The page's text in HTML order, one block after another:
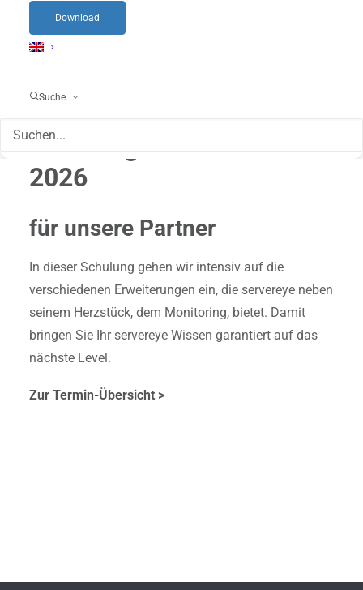
Download
Suche
Schulungen Extended
2026
für unsere Partner
In dieser Schulung gehen wir intensiv auf die
verschiedenen Erweiterungen ein, die servereye neben
seinem Herzstück, dem Monitoring, bietet. Damit
bringen Sie Ihr servereye Wissen garantiert auf das
nächste Level.
Zur Termin-Übersicht >